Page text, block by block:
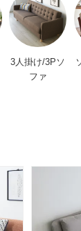
3人掛け/3Pソ
ファ